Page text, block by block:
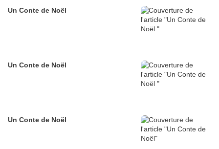
Un Conte de Noël
Un Conte de Noël
Un Conte de Noël